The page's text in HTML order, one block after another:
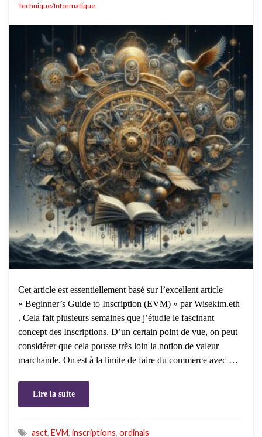
Technique/Informatique
Cet article est essentiellement basé sur l’excellent article
« Beginner’s Guide to Inscription (EVM) » par Wisekim.eth
. Cela fait plusieurs semaines que j’étudie le fascinant
concept des Inscriptions. D’un certain point de vue, on peut
considérer que cela pousse très loin la notion de valeur
marchande. On est à la limite de faire du commerce avec …
Lire la suite
asct, EVM, inscriptions, ordinals